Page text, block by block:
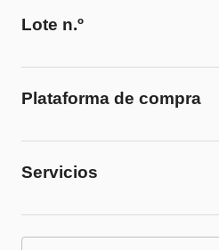
Lote n.º
Plataforma de compra
Servicios